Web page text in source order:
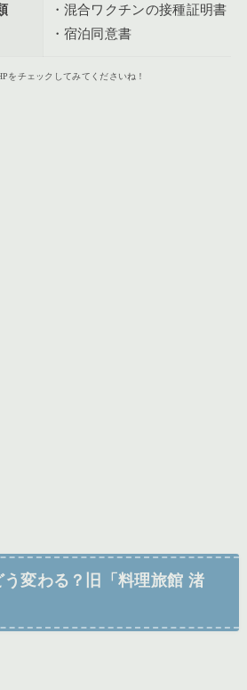
・混合ワクチンの接種証明書
・宿泊同意書
をチェックしてみてくださいね！
う変わる？旧「料理旅館 渚